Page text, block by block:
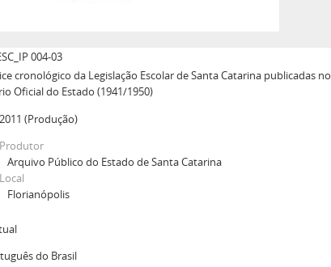
004-03
cronológico da Legislação Escolar de Santa Catarina publicadas no
Oficial do Estado (1941/1950)
2011 (Produção)
Produtor
Arquivo Público do Estado de Santa Catarina
Local
Florianópolis
do Brasil